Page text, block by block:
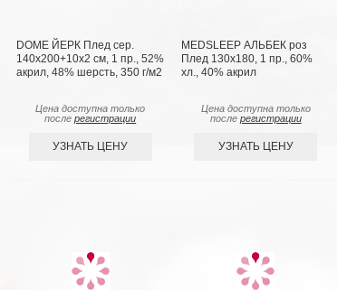
DOME ЙЕРК Плед сер.
140х200+10х2 см, 1 пр., 52%
акрил, 48% шерсть, 350 г/м2
Цена доступна только
послерегистрации
УЗНАТЬ ЦЕНУ
MEDSLEEP АЛЬБЕК роз
Плед 130x180, 1 пр., 60%
хл., 40% акрил
Цена доступна только
после регистрации
УЗНАТЬ ЦЕНУ